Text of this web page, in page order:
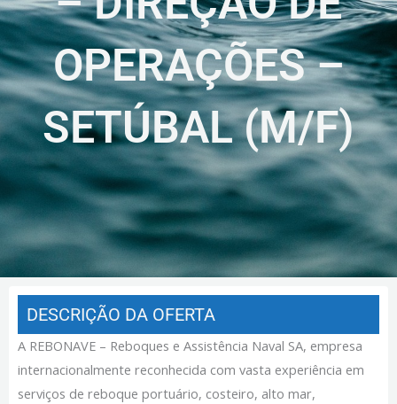
OPERAÇÕES –
SETÚBAL (M/F)
DESCRIÇÃO DA OFERTA
A REBONAVE – Reboques e Assistência Naval SA, empresa
internacionalmente reconhecida com vasta experiência em
serviços de reboque portuário, costeiro, alto mar,